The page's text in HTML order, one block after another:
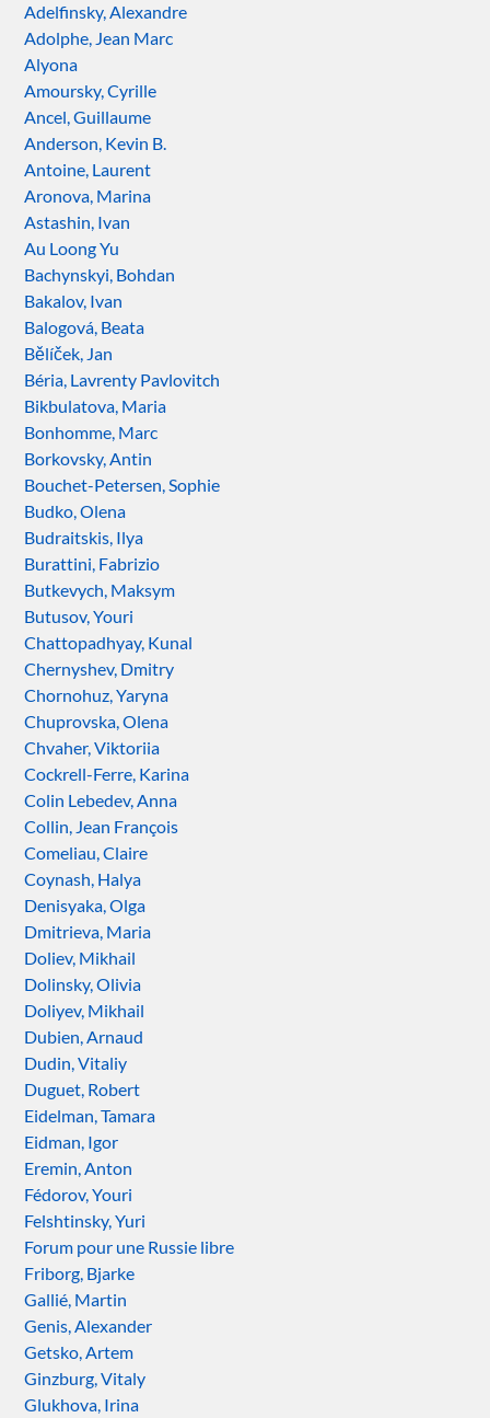
Adelfinsky, Alexandre
Adolphe, Jean Marc
Alyona
Amoursky, Cyrille
Ancel, Guillaume
Anderson, Kevin B.
Antoine, Laurent
Aronova, Marina
Astashin, Ivan
Au Loong Yu
Bachynskyi, Bohdan
Bakalov, Ivan
Balogová, Beata
Bělíček, Jan
Béria, Lavrenty Pavlovitch
Bikbulatova, Maria
Bonhomme, Marc
Borkovsky, Antin
Bouchet-Petersen, Sophie
Budko, Olena
Budraitskis, Ilya
Burattini, Fabrizio
Butkevych, Maksym
Butusov, Youri
Chattopadhyay, Kunal
Chernyshev, Dmitry
Chornohuz, Yaryna
Chuprovska, Olena
Chvaher, Viktoriia
Cockrell-Ferre, Karina
Colin Lebedev, Anna
Collin, Jean François
Comeliau, Claire
Coynash, Halya
Denisyaka, Olga
Dmitrieva, Maria
Doliev, Mikhail
Dolinsky, Olivia
Doliyev, Mikhail
Dubien, Arnaud
Dudin, Vitaliy
Duguet, Robert
Eidelman, Tamara
Eidman, Igor
Eremin, Anton
Fédorov, Youri
Felshtinsky, Yuri
Forum pour une Russie libre
Friborg, Bjarke
Gallié, Martin
Genis, Alexander
Getsko, Artem
Ginzburg, Vitaly
Glukhova, Irina